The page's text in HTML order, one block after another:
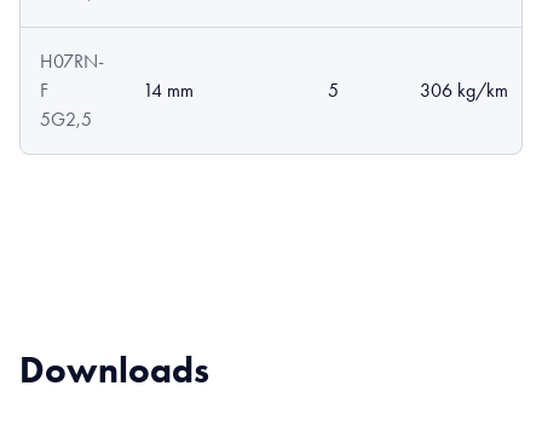
H07RN-
F
5G2,5
14 mm 5 306 kg/km
Downloads